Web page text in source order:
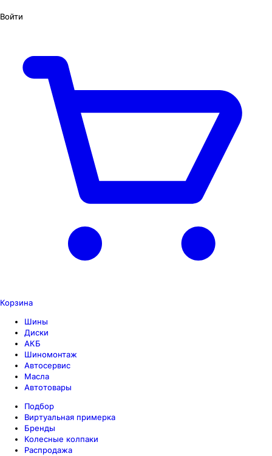
Войти
Корзина
Шины
Диски
АКБ
Шиномонтаж
Автосервис
Масла
Автотовары
Подбор
Виртуальная примерка
Бренды
Колесные колпаки
Распродажа